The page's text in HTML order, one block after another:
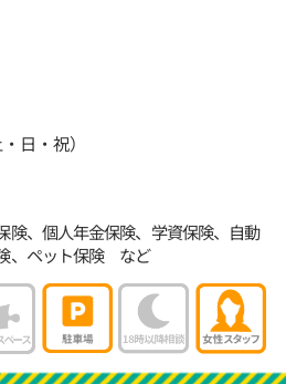
日・祝）
険、個人年金保険、学資保険、自動
、ペット保険 など